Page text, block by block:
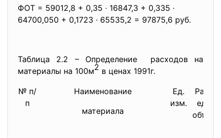
ФОТ = 59012,8 + 0,35 ∙ 16847,3 + 0,335 ∙
64700,050 + 0,1723 ∙ 65535,2 = 97875,6 руб.
Таблица 2.2 – Определение расходов на
материалы на 100м2 в ценах 1991г.
№ п/
п
Наименование
материала
Ед.
изм.